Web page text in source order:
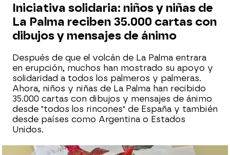
Iniciativa solidaria: niños y niñas de
La Palma reciben 35.000 cartas con
dibujos y mensajes de ánimo
Después de que el volcán de La Palma entrara
en erupción, muchos han mostrado su apoyo y
solidaridad a todos los palmeros y palmeras.
Ahora, niños y niñas de La Palma han recibido
35.000 cartas con dibujos y mensajes de ánimo
desde "todos los rincones" de España y también
desde países como Argentina o Estados
Unidos.